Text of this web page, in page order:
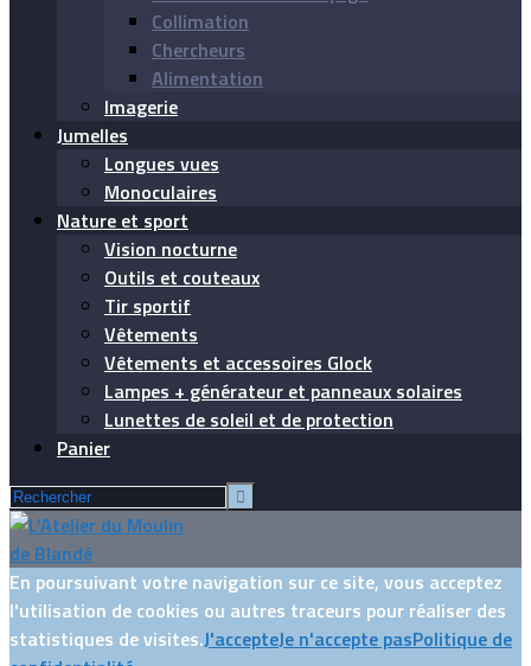
Collimation
Chercheurs
Alimentation
Imagerie
Jumelles
Longues vues
Monoculaires
Nature et sport
Vision nocturne
Outils et couteaux
Tir sportif
Vêtements
Vêtements et accessoires Glock
Lampes + générateur et panneaux solaires
Lunettes de soleil et de protection
Panier
En poursuivant votre navigation sur ce site, vous acceptez
l'utilisation de cookies ou autres traceurs pour réaliser des
statistiques de visites.J'accepteJe n'accepte pasPolitique de